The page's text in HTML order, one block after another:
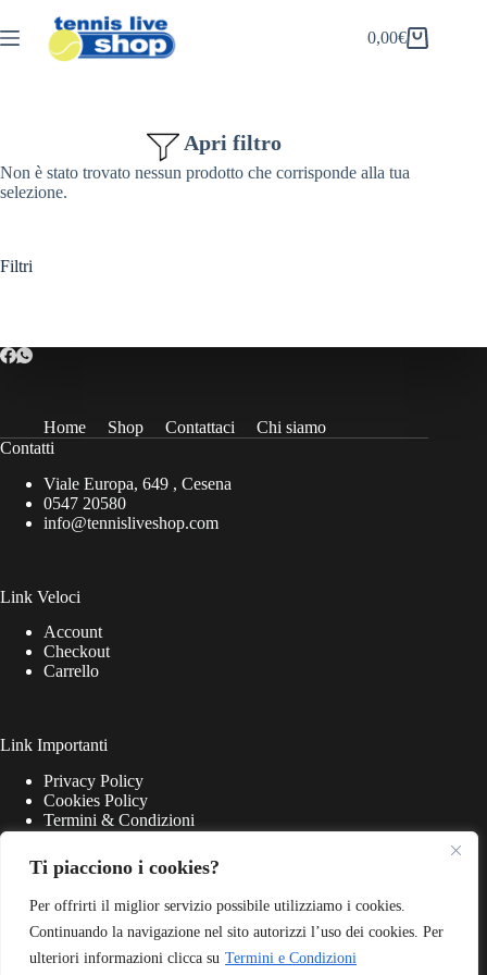
Ti piacciono i cookies?
Per offrirti il miglior servizio possibile utilizziamo i cookies.
Continuando la navigazione nel sito autorizzi l’uso dei cookies. Per
ulteriori informazioni clicca su Termini e Condizioni
al
contenuto
Carrello
0,00€
Apri filtro
Non è stato trovato nessun prodotto che corrisponde alla tua
selezione.
Filtri
Home Shop Contattaci
Chi siamo
Contatti
Viale Europa, 649 , Cesena
0547 20580
info@tennisliveshop.com
Link Veloci
Account
Checkout
Carrello
Link Importanti
Privacy Policy
Cookies Policy
Termini & Condizioni